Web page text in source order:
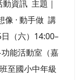
資訊 主題｜
像 · 動手做 講
（六）14:00–
能活動室（嘉
至國小中年級